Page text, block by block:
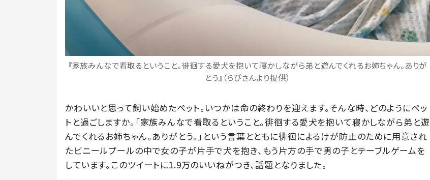
『家族みんなで看取るということ。徘徊する愛犬を抱いて寝かしながら弟と遊んでくれるお姉ちゃん。ありが
とう』（らぴさんより提供）
かわいいと思って飼い始めたペット。いつかは命の終わりを迎えます。そんな時、どのようにペッ
トと過ごしますか。「家族みんなで看取るということ。徘徊する愛犬を抱いて寝かしながら弟と遊
んでくれるお姉ちゃん。ありがとう。」という言葉とともに徘徊によるけが防止のために用意され
たビニールプールの中で女の子が片手で犬を抱き、もう片方の手で男の子とテーブルゲームを
しています。このツイートに1.9万のいいねがつき、話題となりました。